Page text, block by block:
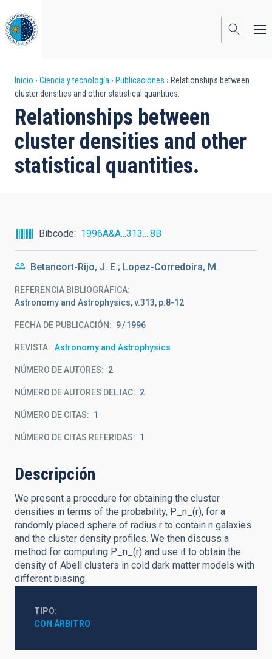
al
contenido
principal
Sobrescribir
enlaces
de
ayuda
a
Inicio Ciencia y tecnología Publicaciones
Relationships between
cluster densities and other statistical quantities.
Relationships between
cluster densities and other
statistical quantities.
Bibcode 1996A&A...313....8B
Betancort-Rijo, J. E.; Lopez-Corredoira, M.
REFERENCIA BIBLIOGRÁFICA
Astronomy and Astrophysics, v.313, p.8-12
FECHA DE PUBLICACIÓN: 9 1996
REVISTA Astronomy and Astrophysics
NÚMERO DE AUTORES 2
NÚMERO DE AUTORES DEL IAC 2
NÚMERO DE CITAS 1
NÚMERO DE CITAS REFERIDAS 1
Descripción
We present a procedure for obtaining the cluster
densities in terms of the probability, P_n_(r), for a
randomly placed sphere of radius r to contain n galaxies
and the cluster density profiles. We then discuss a
method for computing P_n_(r) and use it to obtain the
density of Abell clusters in cold dark matter models with
different biasing.
TIPO
CON ÁRBITRO